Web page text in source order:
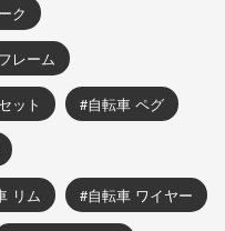
ク
レーム
ット 自転車 ペグ
リム 自転車 ワイヤー